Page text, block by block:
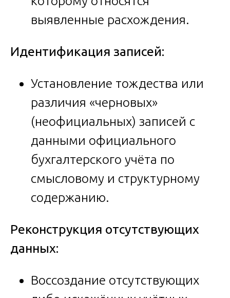
выявленные расхождения.
Идентификация записей:
Установление тождества или
различия «черновых»
(неофициальных) записей с
данными официального
бухгалтерского учёта по
смысловому и структурному
содержанию.
Реконструкция отсутствующих
данных:
Воссоздание отсутствующих